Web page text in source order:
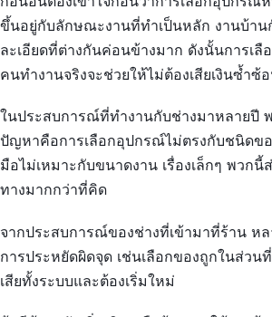
ขึ้นอยู่กับลักษณะงานที่ทำเป็นหลัก งานบ้าน
ละเอียดที่ต่างกันค่อนข้างมาก ดังนั้นการเ
คนทำงานจริงจะช่วยให้ไม่ต้องเสียเงินซ้ำซ้
ในประสบการณ์ที่ทำงานกับช่างมาหลายปี
ปัญหาคือการเลือกอุปกรณ์ไม่ตรงกับชนิดขอ
มือไม่เหมาะกับขนาดงาน เรื่องเล็กๆ พวก
ทางมากกว่าที่คิด
จากประสบการณ์ของช่างที่เข้ามาที่ร้าน ห
การประหยัดผิดจุด เช่นเลือกของถูกในส่ว
เสียทั้งระบบและต้องเริ่มใหม่